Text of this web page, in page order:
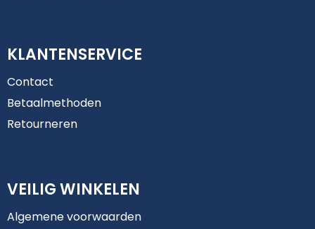
KLANTENSERVICE
Contact
Betaalmethoden
Retourneren
VEILIG WINKELEN
Algemene voorwaarden